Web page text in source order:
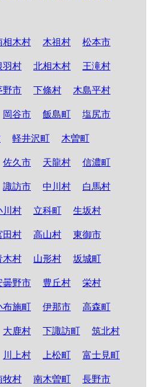
相木村 木祖村 松本市
羽村 北相木村 王滝村
野市 下條村 木島平村
岡谷市 飯島町 塩尻市
軽井沢町 木曽町
佐久市 天龍村 信濃町
諏訪市 中川村 白馬村
川村 立科町 生坂村
田村 高山村 東御市
木村 山形村 坂城町
曇野市 豊丘村 栄村
布施町 伊那市 高森町
大鹿村 下諏訪町 筑北村
川上村 上松町 富士見町
牧村 南木曽町 長野市